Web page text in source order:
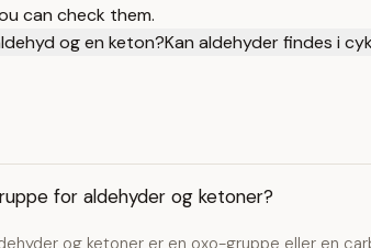
can check them.
og en keton?Kan aldehyder findes i
for aldehyder og ketoner?
og ketoner er en oxo-gruppe eller en